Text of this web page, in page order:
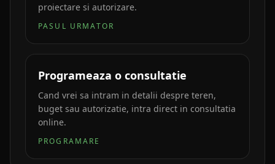
proiectare si autorizare.
PASUL URMATOR
Programeaza o consultatie
Cand vrei sa intram in detalii despre teren,
buget sau autorizatie, intra direct in consultatia
online.
PROGRAMARE